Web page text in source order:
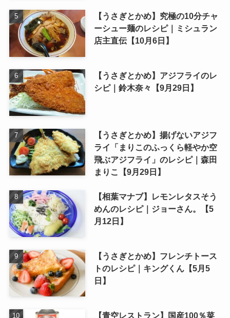
【うさぎとかめ】究極の10分チャ
ーシュー麺のレシピ｜ミシュラン
店主直伝【10月6日】
【うさぎとかめ】アジフライのレ
シピ｜鈴木奈々【9月29日】
【うさぎとかめ】揚げないアジフ
ライ「まりこのふっくら軽やか空
飛ぶアジフライ」のレシピ｜森田
まりこ【9月29日】
【相葉マナブ】レモンレタスそう
めんのレシピ｜ジョーさん。【5
月12日】
【うさぎとかめ】フレンチトース
トのレシピ｜キングくん【5月5
日】
【青空レストラン】国産100％菜